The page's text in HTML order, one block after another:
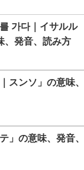
가다｜イサルル
、発音、読み方
スンソ」の意味、
」の意味、発音、